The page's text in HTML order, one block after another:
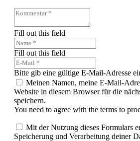
Fill out this field
Fill out this field
Bitte gib eine gültige E-Mail-Adresse
Meinen Namen, meine E-Mail-
Website in diesem Browser für die
speichern.
You need to agree with the terms to
Mit der Nutzung dieses Formulars
Speicherung und Verarbeitung deiner